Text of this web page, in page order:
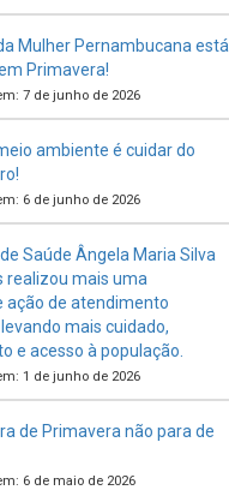
Mulher Pernambucana está
Primavera!
7 de junho de 2026
ambiente é cuidar do
6 de junho de 2026
Saúde Ângela Maria Silva
realizou mais uma
ação de atendimento
mais cuidado,
e acesso à população.
1 de junho de 2026
de Primavera não para de
6 de maio de 2026